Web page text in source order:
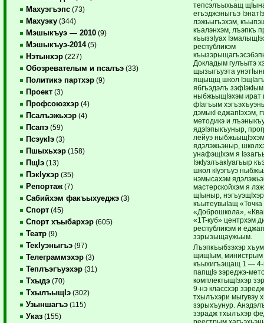
Махуэгъэпс (73)
Махуэку (344)
Мэшыкъуэ — 2010 (9)
Мэшыкъуэ-2014(5)
Нэтынхэр (227)
Обозревателым и псалъэ (33)
Политикэ партхэр (9)
Проект (3)
Профсоюзхэр (4)
Псалъэжьхэр (4)
Псапэ (59)
ПсэукIэ (3)
Пшыхьхэр (158)
ПщIэ (13)
ПэкIухэр (35)
Репортаж (7)
Сабийхэм факъыхуеджэ (3)
Спорт (45)
Спорт хъыбархэр (605)
Театр (9)
ТекIуэныгъэ (97)
Телеграммэхэр (3)
Теплъэгъуэхэр (31)
Тхыдэ (70)
ТхылъыщIэ (302)
Узыншагъэ (115)
Указ (155)
тепсэлъыхьащ
егъэджэныгъэ
лэжьыгъэхэм,
къалэнхэм, лъэпкъ
къызэIуах
республикэм
Докладым гулъытэ
щызыгъуэта
ящыщщ школ
ябгъэдэлъ
ныбжьыщIэхэм ират
фIагъым
дэмыкI еджапIэхэм,
методикэ и
ядэIэпыкъуныр,
лейуэ ныбжьыщIэхэм
ядэлэжьэныр,
унафэщIхэм я
IэкIуэлъакIуагъыр
школ кIуэгъуэ
нэмысахэм
мастерскойхэм я
щIыныр,
къытеувыIащ «Точка
«Доброшкола»,
«1T-куб» центрхэм
республикэм и
зэрызыщаужьым.
Лъэпкъыбзэхэр
щищIым, министрым
къыхигъэщащ 1 — 4-
папщIэ зэреджэ-
комплектыщIэхэр
9-нэ классхэр
тхылъхэри мыгувэу
зэрыхъунур.
зэрадж тхылъхэр